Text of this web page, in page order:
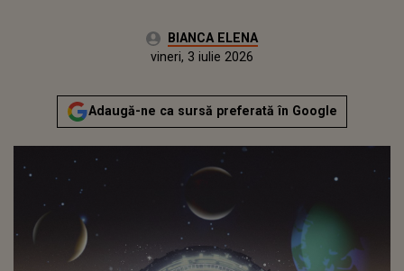
Autor:BIANCA ELENA
Publicat:
vineri, 3 iulie 2026
Adaugă-ne ca sursă preferată în Google